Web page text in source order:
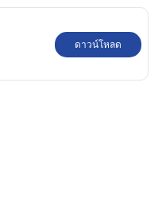
ดาวน์โหลด